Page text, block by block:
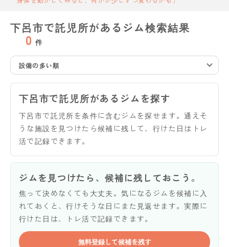
下呂市で託児所があるジム検索結果
0 件
設備の多い順
下呂市で託児所があるジムを探す
下呂市で託児所を条件に含むジムを探せます。通えそ
うな施設を見つけたら候補に残して、行けた日はトレ
活で記録できます。
ジムを見つけたら、候補に残しておこう。
焦って決めなくても大丈夫。気になるジムを候補に入
れておくと、行けそうな日にまた見返せます。実際に
行けた日は、トレ活で記録できます。
無料登録して候補を残す